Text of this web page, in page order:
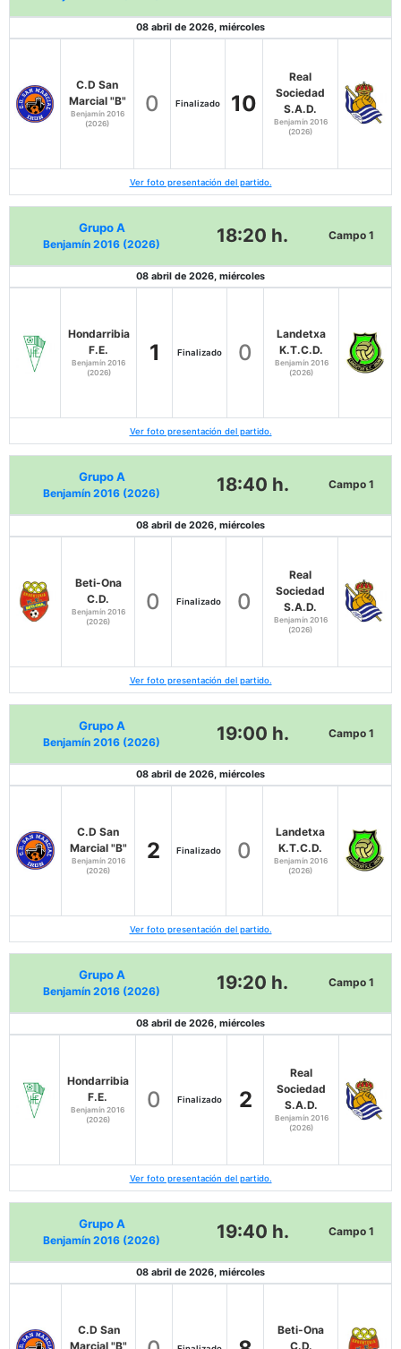
08 abril de 2026, miércoles
C.D San
Marcial "B"
Benjamín 2016
(2026)
0 Finalizado 10
Real
Sociedad
S.A.D.
Benjamín 2016
(2026)
Ver foto presentación del partido.
Grupo A
Benjamín 2016 (2026) 18:20 h. Campo 1
08 abril de 2026, miércoles
Hondarribia
F.E.
Benjamín 2016
(2026)
1 Finalizado 0
Landetxa
K.T.C.D.
Benjamín 2016
(2026)
Ver foto presentación del partido.
Grupo A
Benjamín 2016 (2026) 18:40 h. Campo 1
08 abril de 2026, miércoles
Beti-Ona
C.D.
Benjamín 2016
(2026)
0 Finalizado 0
Real
Sociedad
S.A.D.
Benjamín 2016
(2026)
Ver foto presentación del partido.
Grupo A
Benjamín 2016 (2026) 19:00 h. Campo 1
08 abril de 2026, miércoles
C.D San
Marcial "B"
Benjamín 2016
(2026)
2 Finalizado 0
Landetxa
K.T.C.D.
Benjamín 2016
(2026)
Ver foto presentación del partido.
Grupo A
Benjamín 2016 (2026) 19:20 h. Campo 1
08 abril de 2026, miércoles
Hondarribia
F.E.
Benjamín 2016
(2026)
0 Finalizado 2
Real
Sociedad
S.A.D.
Benjamín 2016
(2026)
Ver foto presentación del partido.
Grupo A
Benjamín 2016 (2026) 19:40 h. Campo 1
08 abril de 2026, miércoles
C.D San
Marcial "B"
Beti-Ona
C.D.